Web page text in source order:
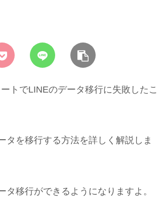
トでLINEのデータ移行に失敗したこ
タを移行する方法を詳しく解説しま
移行ができるようになりますよ。